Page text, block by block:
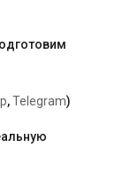
,Telegram)